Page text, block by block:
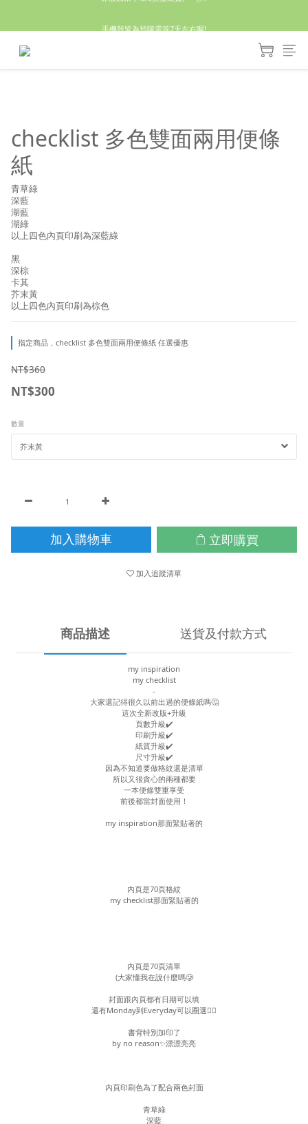
checklist 多色雙面兩用便條
紙
青草綠
深藍
湖藍
湖綠
以上四色內頁印刷為深藍綠
黑
深棕
卡其
芥末黃
以上四色內頁印刷為棕色
指定商品，checklist 多色雙面兩用便條紙 任選優惠
NT$360
NT$300
數量
加入購物車 立即購買
加入追蹤清單
商品描述 送貨及付款方式
my inspiration
my checklist
-
大家還記得很久以前出過的便條紙嗎🤔
這次全新改版+升級
頁數升級✔️
印刷升級✔️
紙質升級✔️
尺寸升級✔️
因為不知道要做格紋還是清單
所以又很貪心的兩種都要
一本便條雙重享受
前後都當封面使用！
my inspiration那面緊貼著的
內頁是70頁格紋
my checklist那面緊貼著的
內頁是70頁清單
(大家懂我在說什麼嗎🥲
封面跟內頁都有日期可以填
還有Monday到Everyday可以圈選❤️‍🔥
書背特別加印了
by no reason✨漂漂亮亮
內頁印刷色為了配合兩色封面
青草綠
深藍